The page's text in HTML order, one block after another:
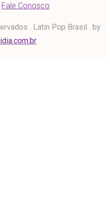
Fale Conosco
. Latin Pop Brasil . by